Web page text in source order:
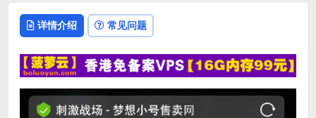
详情介绍 常见问题